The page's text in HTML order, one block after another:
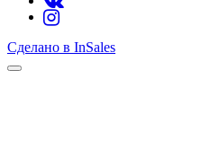
Сделано в InSales